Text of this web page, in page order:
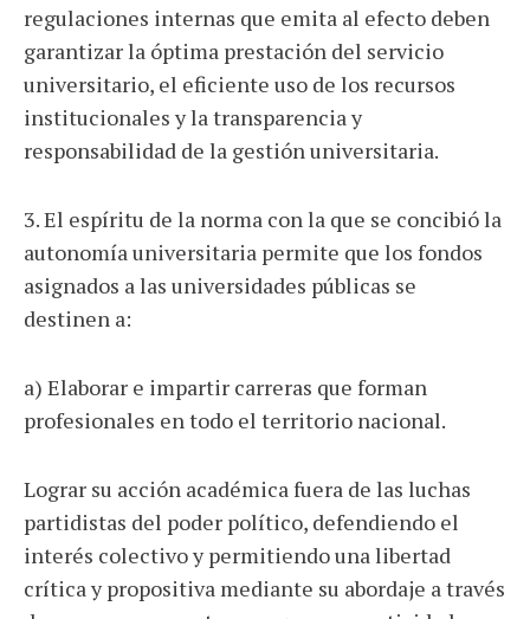
regulaciones internas que emita al efecto deben
garantizar la óptima prestación del servicio
universitario, el eficiente uso de los recursos
institucionales y la transparencia y
responsabilidad de la gestión universitaria.
3. El espíritu de la norma con la que se concibió la
autonomía universitaria permite que los fondos
asignados a las universidades públicas se
destinen a:
a) Elaborar e impartir carreras que forman
profesionales en todo el territorio nacional.
Lograr su acción académica fuera de las luchas
partidistas del poder político, defendiendo el
interés colectivo y permitiendo una libertad
crítica y propositiva mediante su abordaje a través